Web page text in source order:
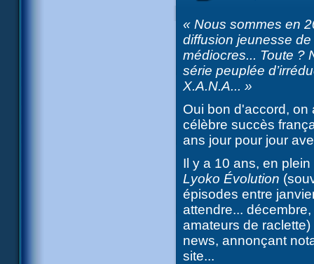
« Nous sommes en
diffusion jeunesse
médiocres... Toute ?
série peuplée
X.A.N.A... »
Oui bon d'accord, on
célèbre succès
ans jour pour jour
Il y a 10 ans, en plein
Lyoko Évolution
épisodes entre
attendre...
amateurs de raclette)
news, annonçant
site...